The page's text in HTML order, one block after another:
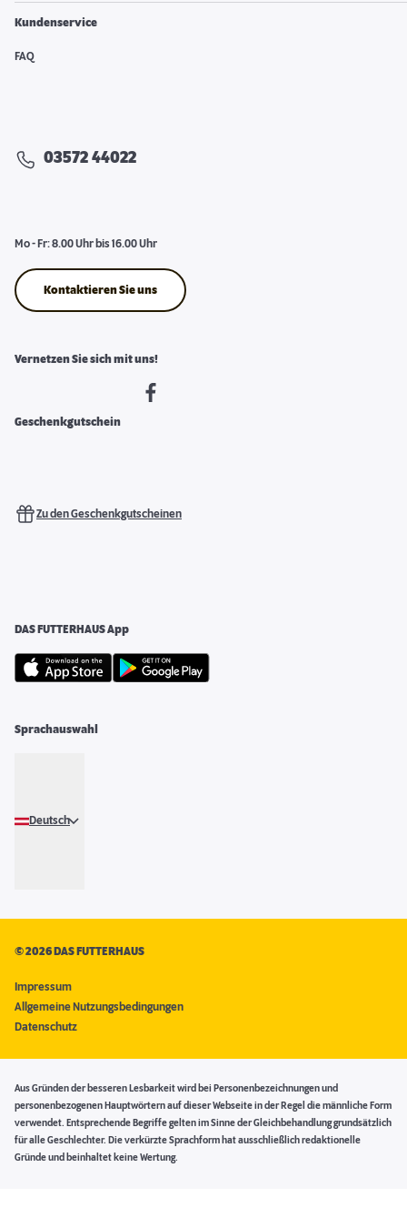
Kundenservice
FAQ
03572 44022
Mo - Fr: 8.00 Uhr bis 16.00 Uhr
Kontaktieren Sie uns
Vernetzen Sie sich mit uns!
Geschenkgutschein
Zu den Geschenkgutscheinen
DAS FUTTERHAUS App
Sprachauswahl
Deutsch
©2026 DAS FUTTERHAUS
Impressum
Allgemeine Nutzungsbedingungen
Datenschutz
Aus Gründen der besseren Lesbarkeit wird bei Personenbezeichnungen und
personenbezogenen Hauptwörtern auf dieser Webseite in der Regel die männliche Form
verwendet. Entsprechende Begriffe gelten im Sinne der Gleichbehandlung grundsätzlich
für alle Geschlechter. Die verkürzte Sprachform hat ausschließlich redaktionelle
Gründe und beinhaltet keine Wertung.